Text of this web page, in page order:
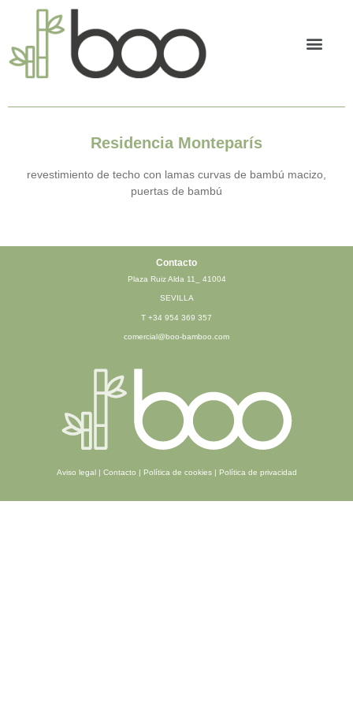
Residencia Monteparís
revestimiento de techo con lamas curvas de bambú macizo,
puertas de bambú
Contacto
Plaza Ruiz Alda 11_ 41004
SEVILLA
T +34 954 369 357
comercial@boo-bamboo.com
Aviso legal Contacto Política de cookies| Política de privacidad